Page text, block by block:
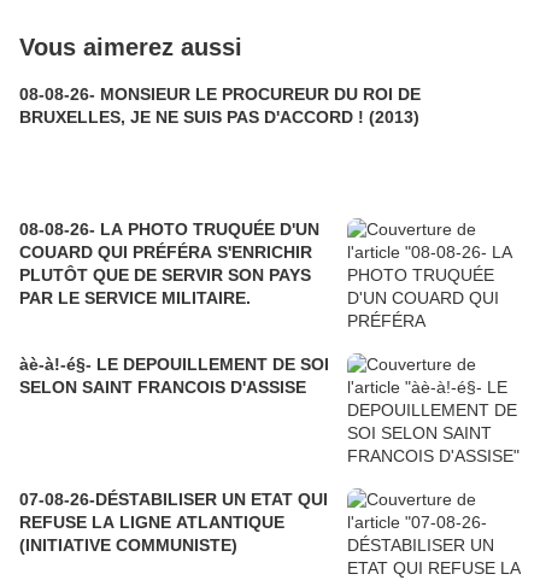
Vous aimerez aussi
08-08-26- MONSIEUR LE PROCUREUR DU ROI DE
BRUXELLES, JE NE SUIS PAS D'ACCORD ! (2013)
08-08-26- LA PHOTO TRUQUÉE D'UN
COUARD QUI PRÉFÉRA S'ENRICHIR
PLUTÔT QUE DE SERVIR SON PAYS
PAR LE SERVICE MILITAIRE.
àè-à!-é§- LE DEPOUILLEMENT DE SOI
SELON SAINT FRANCOIS D'ASSISE
07-08-26-DÉSTABILISER UN ETAT QUI
REFUSE LA LIGNE ATLANTIQUE
(INITIATIVE COMMUNISTE)